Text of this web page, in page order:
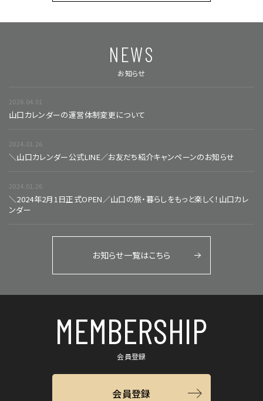
NEWS
お知らせ
2026.04.01
山口カレンダーの運営体制変更について
2024.01.26
＼山口カレンダー公式LINE／お友だち紹介キャンペーンのお知らせ
2024.01.26
＼2024年2月1日正式OPEN／山口の旅・暮らしをもっと楽しく！山口カレ
ンダー
お知らせ一覧はこちら
MEMBERSHIP
会員登録
会員登録